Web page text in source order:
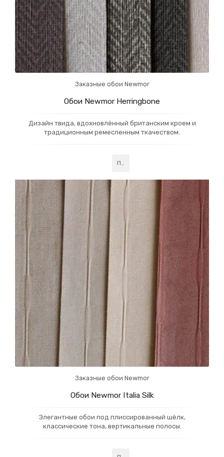
Заказные обои Newmor
Обои Newmor Herringbone
Дизайн твида, вдохновлённый британским кроем и
традиционным ремесленным ткачеством.
Заказные обои Newmor
Обои Newmor Italia Silk
Элегантные обои под плиссированный шёлк,
классические тона, вертикальные полосы.